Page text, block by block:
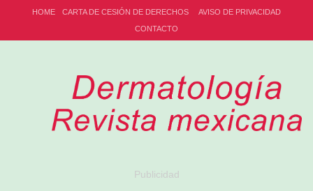
HOME CARTA DE CESIÓN DE DERECHOS
AVISO DE PRIVACIDAD
CONTACTO
Publicidad